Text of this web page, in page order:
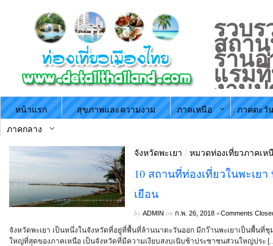
รวบ
สถา
ร้านอ
แรม
งาน
ประ
ตาม
หน้าแรก สุขภาพและความงาม ภาคเหนือ
ภาคตะวั
ภาคกลาง
จังหวัดพะเยา / หมวดท่องเที่ยวภาคเห
10 สถานที่ท่องเที่ยวในพะเย
เยือน
by ADMIN on ก.พ. 26, 2018 •Comments
จังหวัดพะเยา เป็นหนึ่งในจังหวัดที่อยู่ที่พื้นที่ล้านนาตะวันออก มีกว๊านพะเยาเป็นพื้นที่
ใหญ่ที่สุดของภาคเหนือ เป็นจังหวัดที่มีความเงียบสงบเนิบช้าประชาชนส่วนใหญ่ประ